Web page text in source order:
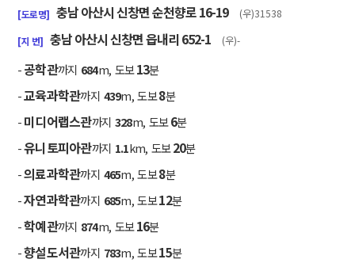
[도로명] 충남 아산시 신창면 순천향로 16-19 (우)31538
[지 번] 충남 아산시 신창면 읍내리 652-1 (우)-
-공학관까지 684m, 도보13분
-교육과학관까지 439m, 도보8분
-미디어랩스관까지 328m, 도보6분
-유니토피아관까지 1.1km, 도보20분
-의료과학관까지 465m, 도보8분
-자연과학관까지 685m, 도보12분
-학예관까지 874m, 도보16분
-향설도서관까지 783m, 도보15분